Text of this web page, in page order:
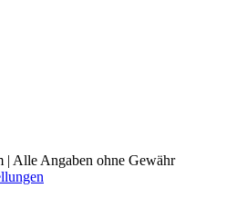
| Alle Angaben ohne Gewähr